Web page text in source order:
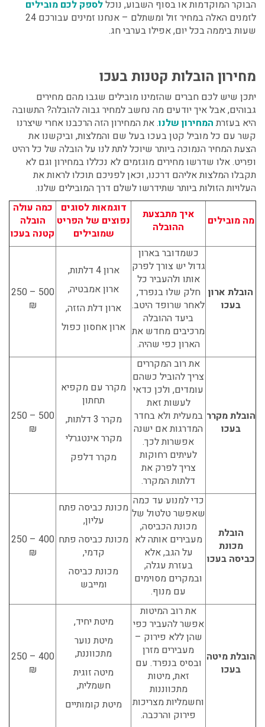
הבוקר המוקדמות או בסוף השבוע, נוכללספק לכם מובילים
לזמנים האלה במחיר זול ומשתלם – אנחנו זמינים עבורכם 24
שעות ביממה בכל יום, אפילו בערבי חג.
מחירון הובלות קטנות בעכו
יתכן שיש לכם חברים שהזמינו מובילים שגבו מהם מחירים
גבוהים, אבל איך יודעים מה נחשב למחיר גבוה להובלה? התשובה
היא בעזרת המחירון שלנו. את המחירון הזה הרכבנו אחרי שיצרנו
קשר עם כלמוביל קטן בעכובעל שם והמלצות, וביקשנו את
הצעת המחיר הנמוכה ביותר שיוכל לתת לנו על הובלה של כל רהיט
ופריט. אלו שדרשו מחירים מוגזמים לא נכללו במחירון וגם לא
תקבלו המלצות אליהם דרכנו, וכאן לפניכם תוכלו לראות את
העלויות הזולות ביותר שתידרשו לשלם דרך המובילים שלנו.
מה מובילים
איך מתבצעת
ההובלה
דוגמאות לסוגים
נפוצים של הפריט
שמובילים
כמה עולה
הובלה
קטנה בעכו
הובלת ארון
בעכו
כשמדובר בארון
גדול יש צורך לפרק
אותו ולהעביר כל
חלק שלו בנפרד,
לאחר שרופד היטב.
ביעד ההובלה
מרכיבים מחדש את
הארון כפי שהיה.
ארון 4 דלתות,
ארון אמבטיה,
ארון דלת הזזה,
ארון אחסון כפול
500 – 250
₪
הובלת מקרר
בעכו
את רוב המקררים
צריך להוביל כשהם
עומדים, ולכן כדאי
לעשות זאת
במעלית ולא בחדר
המדרגות אם ישנה
אפשרות לכך.
לעיתים רחוקות
צריך לפרק את
דלתות המקרר.
מקרר עם מקפיא
תחתון
מקרר 3 דלתות,
מקרר אינטגרלי
מקרר דלפק
500 – 250
₪
הובלת
מכונת
כביסה בעכו
כדי למנוע עד כמה
שאפשר טלטול של
מכונת הכביסה,
מעבירים אותה לא
על הגב, אלא
בעזרת עגלה,
ובמקרים מסוימים
עם מנוף.
מכונת כביסה פתח
עליון,
מכונת כביסה פתח
קדמי,
מכונת כביסה
ומייבש
400 – 250
₪
הובלת מיטה
בעכו
את רוב המיטות
אפשר להעביר כפי
שהן ללא פירוק –
מעבירים מזרן
ובסיס בנפרד. עם
זאת, מיטות
מתכווננות
וחשמליות מצריכות
פירוק והרכבה.
מיטת יחיד,
מיטת נוער
מתכווננת,
מיטה זוגית
חשמלית,
מיטת קומותיים
400 – 250
₪